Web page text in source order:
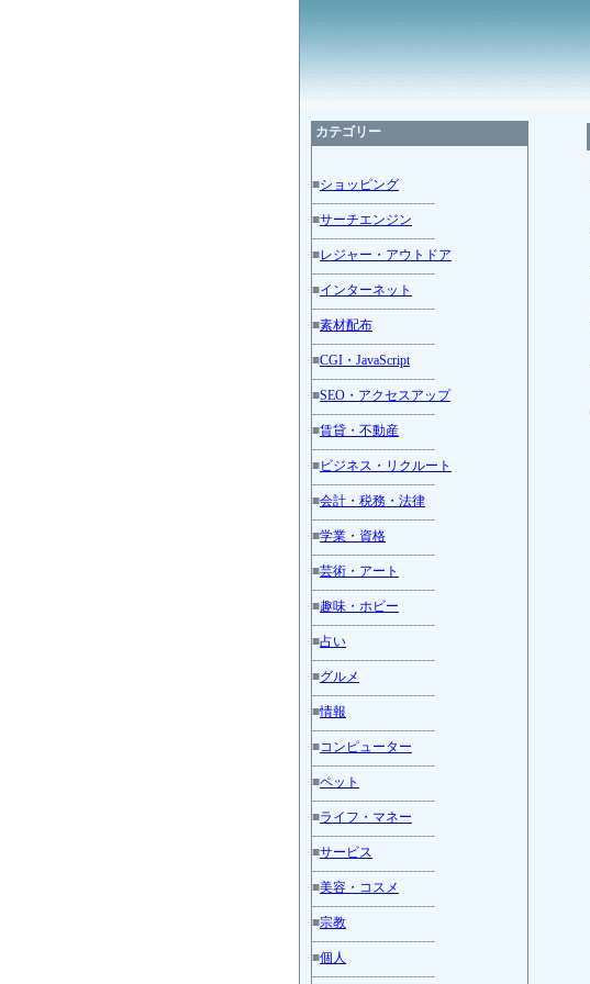
カテゴリー
■ショッピング
----------------------------
■サーチエンジン
----------------------------
■レジャー・アウトドア
----------------------------
■インターネット
----------------------------
■素材配布
----------------------------
■CGI・JavaScript
----------------------------
■SEO・アクセスアップ
----------------------------
■賃貸・不動産
----------------------------
■ビジネス・リクルート
----------------------------
■会計・税務・法律
----------------------------
■学業・資格
----------------------------
■芸術・アート
----------------------------
■趣味・ホビー
----------------------------
■占い
----------------------------
■グルメ
----------------------------
■情報
----------------------------
■コンピューター
----------------------------
■ペット
----------------------------
■ライフ・マネー
----------------------------
■サービス
----------------------------
■美容・コスメ
----------------------------
■宗教
----------------------------
■個人
----------------------------